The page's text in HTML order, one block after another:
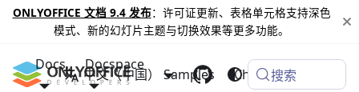
ONLYOFFICE 文档 9.4 发布：许可证更新、表格单元格支持深色
模式、新的幻灯片主题与切换效果等更多功能。
Docs Docspace
Samples Changelog
中文（中国） 搜索